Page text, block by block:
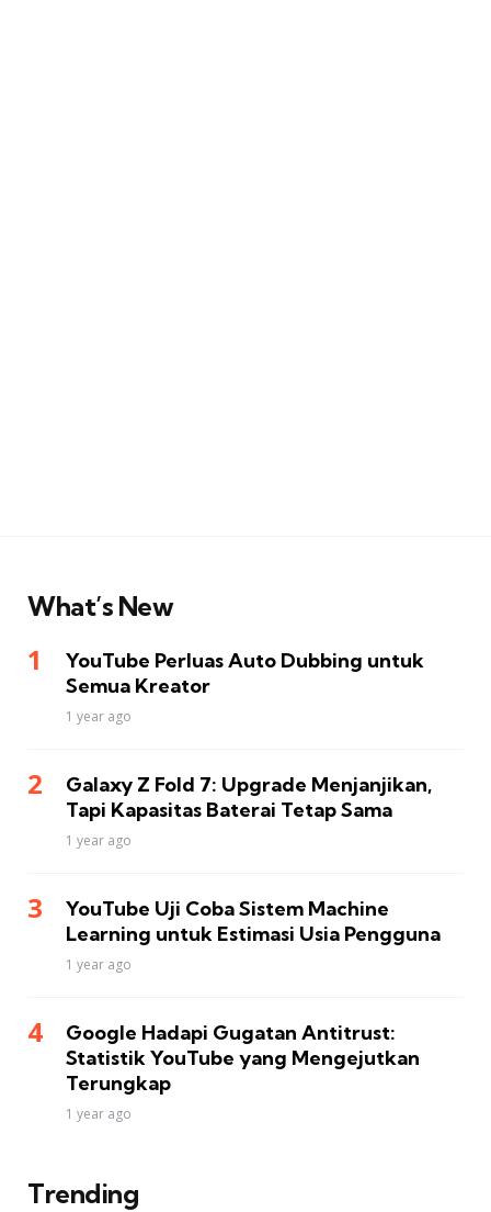
What’s New
YouTube Perluas Auto Dubbing untuk
Semua Kreator
1 year ago
Galaxy Z Fold 7: Upgrade Menjanjikan,
Tapi Kapasitas Baterai Tetap Sama
1 year ago
YouTube Uji Coba Sistem Machine
Learning untuk Estimasi Usia Pengguna
1 year ago
Google Hadapi Gugatan Antitrust:
Statistik YouTube yang Mengejutkan
Terungkap
1 year ago
Trending